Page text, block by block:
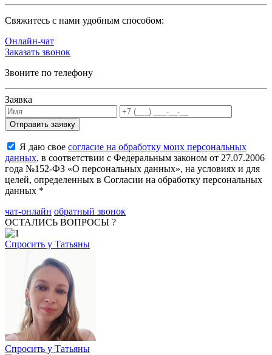
Cвяжитесь с нами удобным способом:
Онлайн-чат
Заказать звонок
Звоните по телефону
Заявка
Я даю свое согласие на обработку моих персональных
данных, в соответствии с Федеральным законом от 27.07.2006
года №152-ФЗ «О персональных данных», на условиях и для
целей, определенных в Согласии на обработку персональных
данных *
чат-онлайн обратный звонок
ОСТАЛИСЬ ВОПРОСЫ ?
Спросить у Татьяны
Спросить у Татьяны